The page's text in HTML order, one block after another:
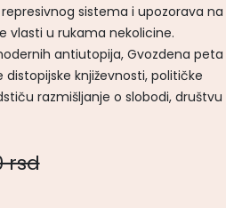
sistema i upozorava na
vlasti u rukama nekolicine.
antiutopija, Gvozdena peta
književnosti, političke
razmišljanje o slobodi, društvu
rsd